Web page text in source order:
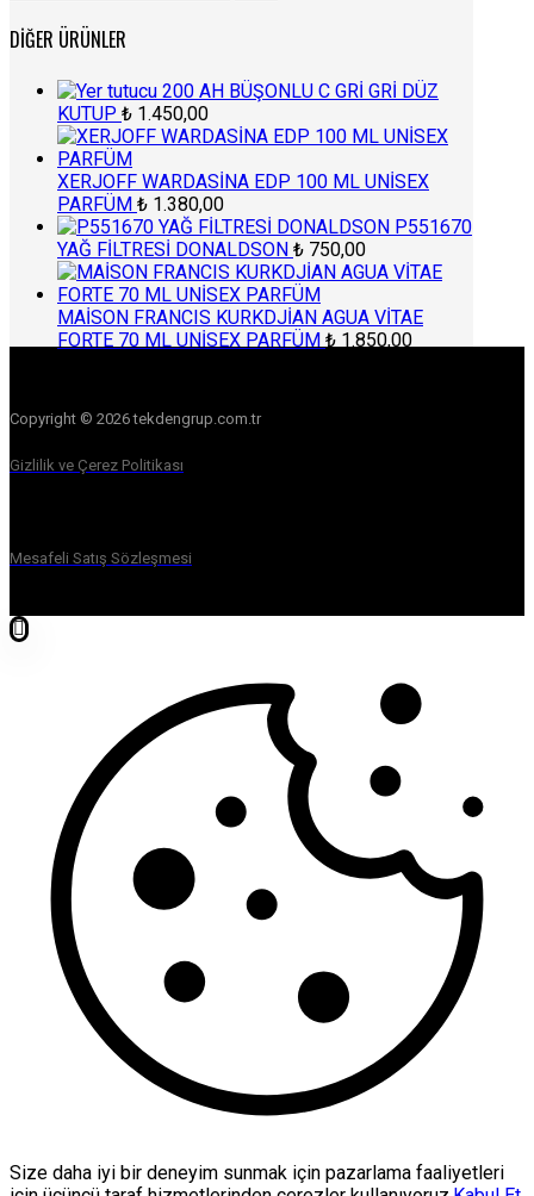
DIĞER ÜRÜNLER
200 AH BÜŞONLU C GRİ GRİ DÜZ
KUTUP ₺ 1.450,00
XERJOFF WARDASİNA EDP 100 ML UNİSEX
PARFÜM ₺ 1.380,00
P551670
YAĞ FİLTRESİ DONALDSON ₺ 750,00
MAİSON FRANCIS KURKDJİAN AGUA VİTAE
FORTE 70 ML UNİSEX PARFÜM ₺ 1.850,00
Copyright © 2026 tekdengrup.com.tr
Gizlilik ve Çerez Politikası
Mesafeli Satış Sözleşmesi
Size daha iyi bir deneyim sunmak için pazarlama faaliyetleri